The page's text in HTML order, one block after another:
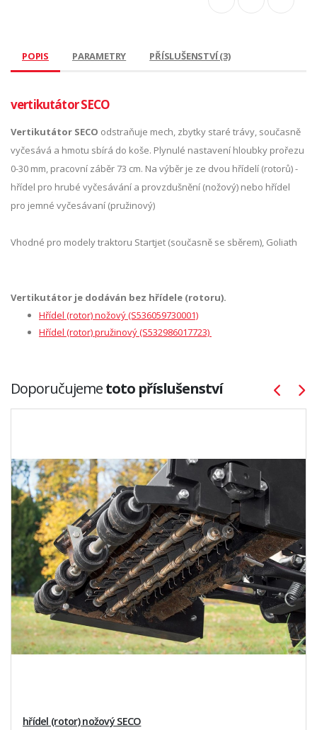
POPIS PARAMETRY PŘÍSLUŠENSTVÍ (3)
vertikutátor SECO
Vertikutátor SECO odstraňuje mech, zbytky staré trávy, současně
vyčesává a hmotu sbírá do koše. Plynulé nastavení hloubky prořezu
0-30 mm, pracovní záběr 73 cm. Na výběr je ze dvou hřídelí (rotorů) -
hřídel pro hrubé vyčesávání a provzdušnění (nožový) nebo hřídel
pro jemné vyčesávaní (pružinový)
Vhodné pro modely traktoru Startjet (současně se sběrem), Goliath
Vertikutátor je dodáván bez hřídele (rotoru).
Hřídel (rotor) nožový (S536059730001)
Hřídel (rotor) pružinový (S532986017723)
Doporučujemetoto příslušenství
hřídel (rotor) nožový SECO